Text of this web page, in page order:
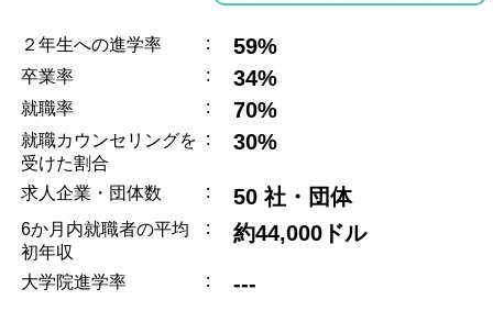
２年生への進学率 : 59%
卒業率 : 34%
就職率 : 70%
就職カウンセリングを
受けた割合
: 30%
求人企業・団体数 : 50 社・団体
6か月内就職者の平均
初年収
: 約44,000ドル
大学院進学率 : ---